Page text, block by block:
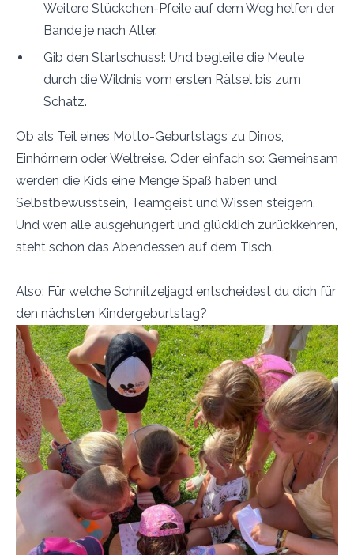
Weitere Stückchen-Pfeile auf dem Weg helfen der
Bande je nach Alter.
Gib den Startschuss!: Und begleite die Meute
durch die Wildnis vom ersten Rätsel bis zum
Schatz.
Ob als Teil eines Motto-Geburtstags zu Dinos,
Einhörnern oder Weltreise. Oder einfach so: Gemeinsam
werden die Kids eine Menge Spaß haben und
Selbstbewusstsein, Teamgeist und Wissen steigern.
Und wen alle ausgehungert und glücklich zurückkehren,
steht schon das Abendessen auf dem Tisch.
Also: Für welche Schnitzeljagd entscheidest du dich für
den nächsten Kindergeburtstag?